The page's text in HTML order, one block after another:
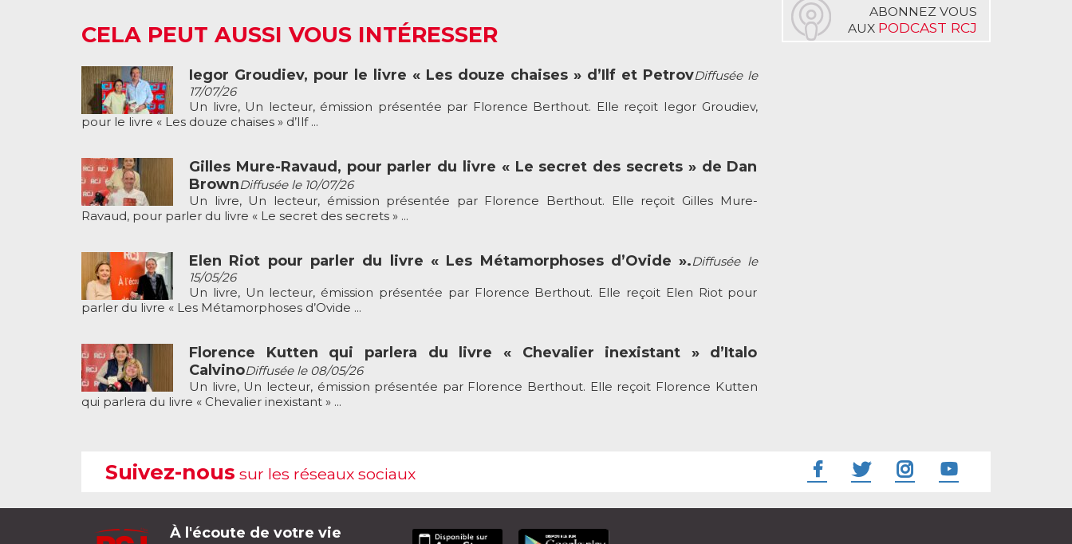
CELA PEUT AUSSI VOUS INTÉRESSER
Iegor Groudiev, pour le livre « Les douze chaises » d’Ilf et PetrovDiffusée le
17/07/26
Un livre, Un lecteur, émission présentée par Florence Berthout. Elle reçoit Iegor Groudiev,
pour le livre « Les douze chaises » d’Ilf ...
Gilles Mure-Ravaud, pour parler du livre « Le secret des secrets » de Dan
BrownDiffusée le 10/07/26
Un livre, Un lecteur, émission présentée par Florence Berthout. Elle reçoit Gilles Mure-
Ravaud, pour parler du livre « Le secret des secrets » ...
Elen Riot pour parler du livre « Les Métamorphoses d’Ovide ».Diffusée le
15/05/26
Un livre, Un lecteur, émission présentée par Florence Berthout. Elle reçoit Elen Riot pour
parler du livre « Les Métamorphoses d’Ovide ...
Florence Kutten qui parlera du livre « Chevalier inexistant » d’Italo
CalvinoDiffusée le 08/05/26
Un livre, Un lecteur, émission présentée par Florence Berthout. Elle reçoit Florence Kutten
qui parlera du livre « Chevalier inexistant » ...
ABONNEZ VOUS
AUX PODCAST RCJ
Suivez-nous sur les réseaux sociaux
À l'écoute de votre vie